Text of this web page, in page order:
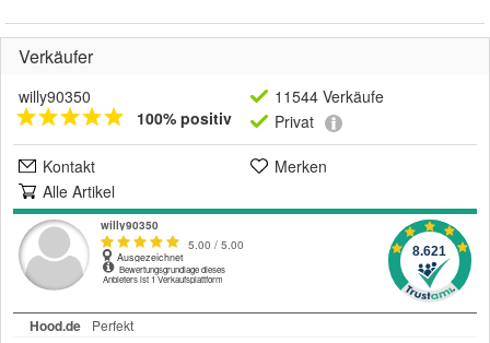
Verkäufer
willy90350
100% positiv
11544 Verkäufe
Privat
Kontakt
Merken
Alle Artikel